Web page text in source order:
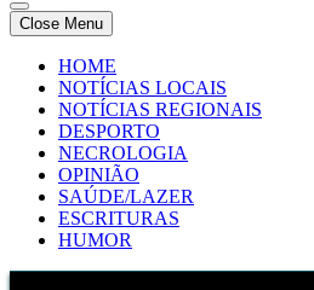
Comercio e Noticias
Notícias e Publicidade Online
Close Menu
HOME
NOTÍCIAS LOCAIS
NOTÍCIAS REGIONAIS
DESPORTO
NECROLOGIA
OPINIÃO
SAÚDE/LAZER
ESCRITURAS
HUMOR